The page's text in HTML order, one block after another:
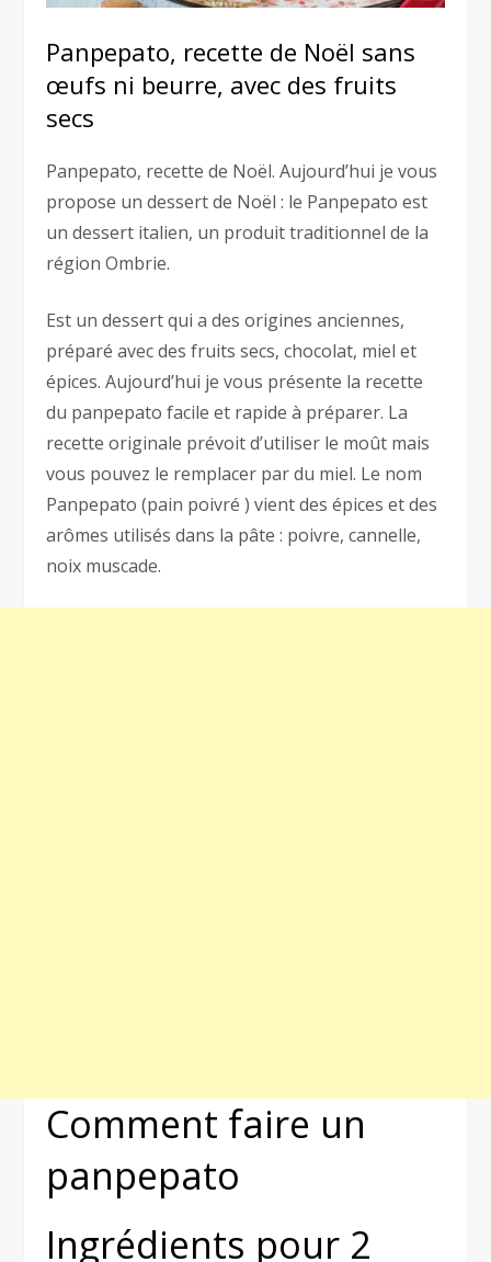
Panpepato, recette de Noël sans
œufs ni beurre, avec des fruits
secs
Panpepato, recette de Noël. Aujourd’hui je vous
propose un dessert de Noël : le Panpepato est
un dessert italien, un produit traditionnel de la
région Ombrie.
Est un dessert qui a des origines anciennes,
préparé avec des fruits secs, chocolat, miel et
épices. Aujourd’hui je vous présente la recette
du panpepato facile et rapide à préparer. La
recette originale prévoit d’utiliser le moût mais
vous pouvez le remplacer par du miel. Le nom
Panpepato (pain poivré ) vient des épices et des
arômes utilisés dans la pâte : poivre, cannelle,
noix muscade.
Comment faire un
panpepato
Ingrédients pour 2